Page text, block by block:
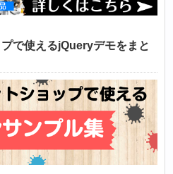
で使えるjQueryデモをまと